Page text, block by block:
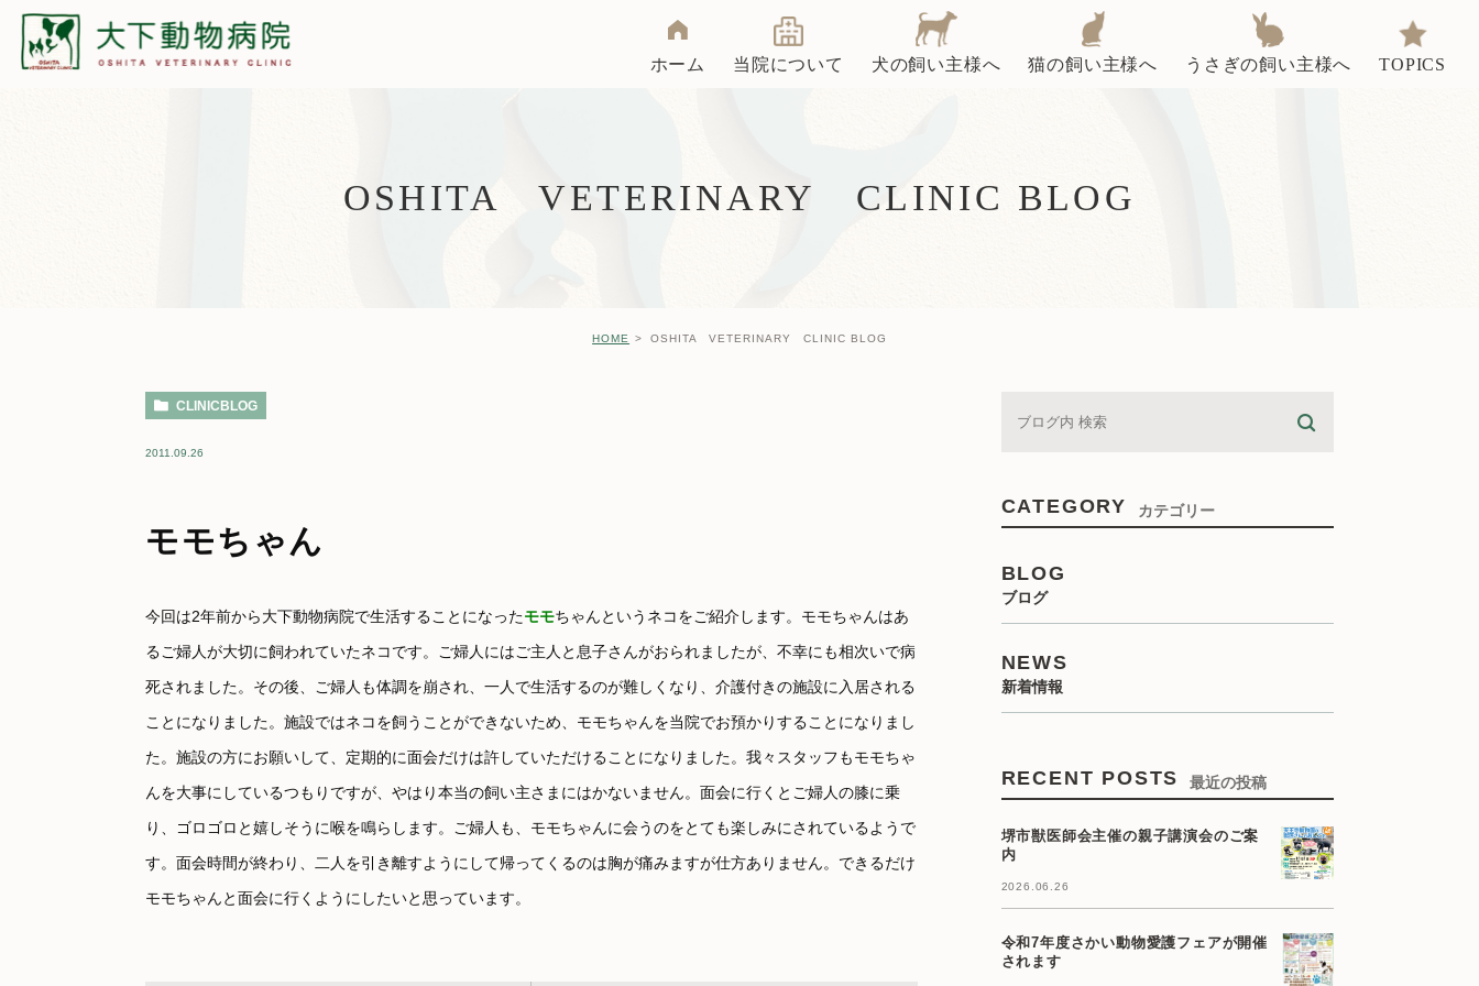
ホーム 当院について 犬の飼い主様へ 猫の飼い主様へ うさぎの飼い主様へ TOPICS
OSHITA VETERINARY CLINIC BLOG
HOME OSHITA VETERINARY CLINIC BLOG
CLINICBLOG
2011.09.26
モモちゃん
今回は2年前から大下動物病院で生活することになったモモちゃんというネコをご紹介します。モモちゃんはあ
るご婦人が大切に飼われていたネコです。ご婦人にはご主人と息子さんがおられましたが、不幸にも相次いで病
死されました。その後、ご婦人も体調を崩され、一人で生活するのが難しくなり、介護付きの施設に入居される
ことになりました。施設ではネコを飼うことができないため、モモちゃんを当院でお預かりすることになりまし
た。施設の方にお願いして、定期的に面会だけは許していただけることになりました。我々スタッフもモモちゃ
んを大事にしているつもりですが、やはり本当の飼い主さまにはかないません。面会に行くとご婦人の膝に乗
り、ゴロゴロと嬉しそうに喉を鳴らします。ご婦人も、モモちゃんに会うのをとても楽しみにされているようで
す。面会時間が終わり、二人を引き離すようにして帰ってくるのは胸が痛みますが仕方ありません。できるだけ
モモちゃんと面会に行くようにしたいと思っています。
CATEGORY カテゴリー
BLOG
ブログ
NEWS
新着情報
RECENT POSTS 最近の投稿
堺市獣医師会主催の親子講演会のご案
内
2026.06.26
令和7年度さかい動物愛護フェアが開催
されます